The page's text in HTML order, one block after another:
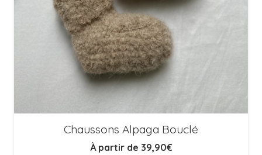
Chaussons Alpaga Bouclé
À partir de 39,90€